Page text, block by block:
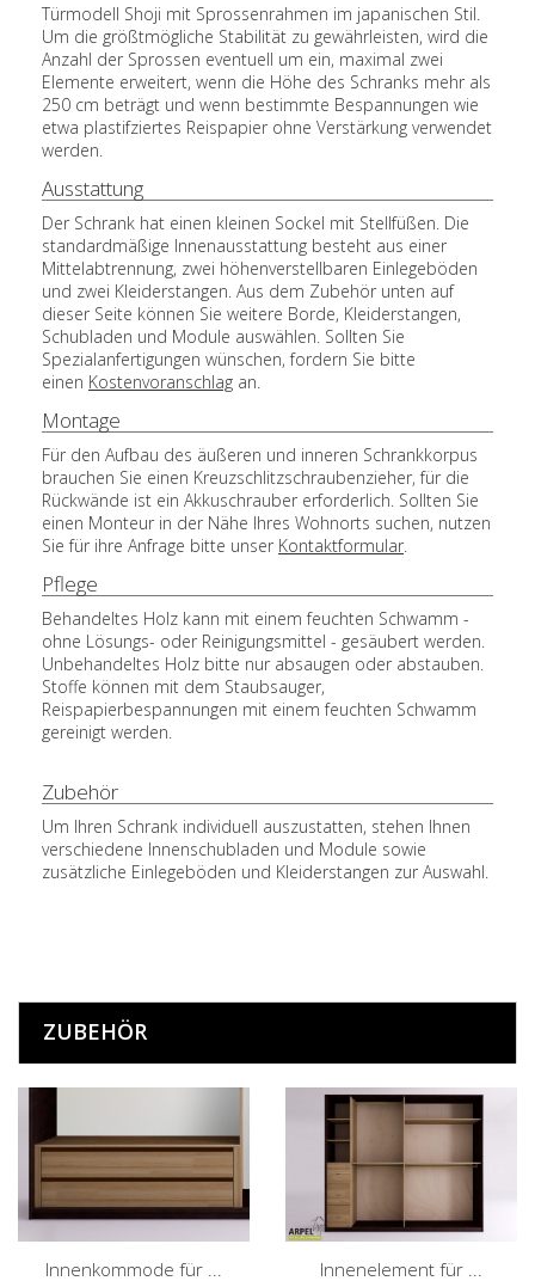
Türmodell Shoji mit Sprossenrahmen im japanischen Stil.
Um die größtmögliche Stabilität zu gewährleisten, wird die
Anzahl der Sprossen eventuell um ein, maximal zwei
Elemente erweitert, wenn die Höhe des Schranks mehr als
250 cm beträgt und wenn bestimmte Bespannungen wie
etwa plastifziertes Reispapier ohne Verstärkung verwendet
werden.
Ausstattung
Der Schrank hat einen kleinen Sockel mit Stellfüßen. Die
standardmäßige Innenausstattung besteht aus einer
Mittelabtrennung, zwei höhenverstellbaren Einlegeböden
und zwei Kleiderstangen. Aus dem Zubehör unten auf
dieser Seite können Sie weitere Borde, Kleiderstangen,
Schubladen und Module auswählen. Sollten Sie
Spezialanfertigungen wünschen, fordern Sie bitte
einen Kostenvoranschlag an.
Montage
Für den Aufbau des äußeren und inneren Schrankkorpus
brauchen Sie einen Kreuzschlitzschraubenzieher, für die
Rückwände ist ein Akkuschrauber erforderlich. Sollten Sie
einen Monteur in der Nähe Ihres Wohnorts suchen, nutzen
Sie für ihre Anfrage bitte unser Kontaktformular
Pflege
Behandeltes Holz kann mit einem feuchten Schwamm -
ohne Lösungs- oder Reinigungsmittel - gesäubert werden.
Unbehandeltes Holz bitte nur absaugen oder abstauben.
Stoffe können mit dem Staubsauger,
Reispapierbespannungen mit einem feuchten Schwamm
gereinigt werden.
Zubehör
Um Ihren Schrank individuell auszustatten, stehen Ihnen
verschiedene Innenschubladen und Module sowie
zusätzliche Einlegeböden und Kleiderstangen zur Auswahl.
ZUBEHÖR
Innenkommode für ... Innenelement für ...